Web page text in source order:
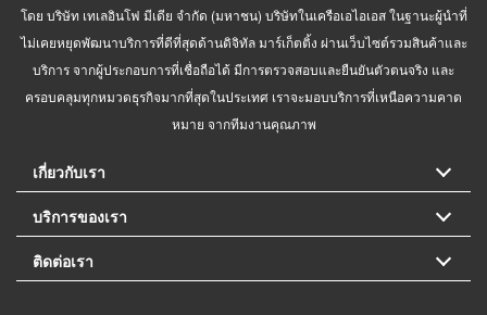
โดย บริษัท เทเลอินโฟ มีเดีย จำกัด (มหาชน) บริษัทในเครือเอไอเอส ในฐานะผู้นำที่
ไม่เคยหยุดพัฒนาบริการที่ดีที่สุดด้านดิจิทัล มาร์เก็ตติ้ง ผ่านเว็บไซต์รวมสินค้าและ
บริการ จากผู้ประกอบการที่เชื่อถือได้ มีการตรวจสอบและยืนยันตัวตนจริง และ
ครอบคลุมทุกหมวดธุรกิจมากที่สุดในประเทศ เราจะมอบบริการที่เหนือความคาด
หมาย จากทีมงานคุณภาพ
เกี่ยวกับเรา
บริการของเรา
ติดต่อเรา